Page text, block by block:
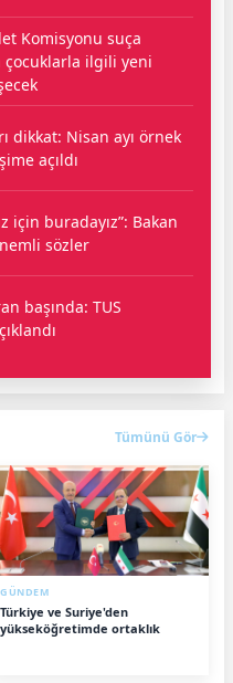
Komisyonu suça
çocuklarla ilgili yeni
dikkat: Nisan ayı örnek
açıldı
için buradayız”: Bakan
sözler
başında: TUS
Tümünü Gör
GÜNDEM
Türkiye ve Suriye'den
yükseköğretimde ortaklık